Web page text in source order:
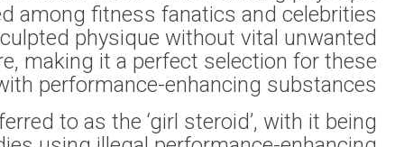
fats. Due to
effects.